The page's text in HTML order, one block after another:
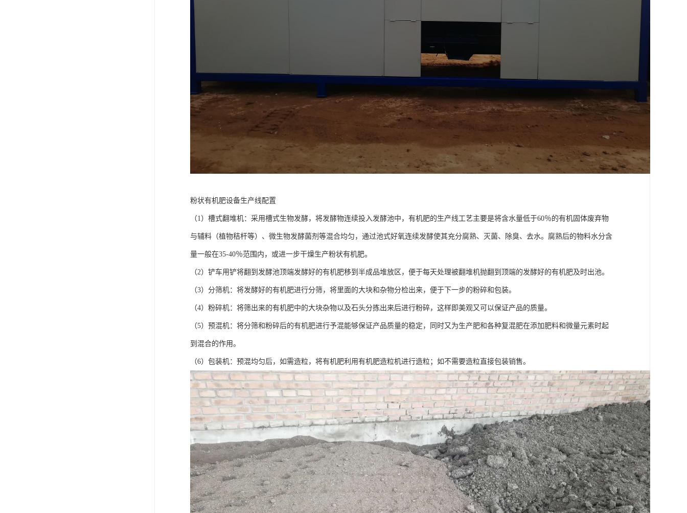
粉状有机肥设备生产线配置
（1）槽式翻堆机：采用槽式生物发酵，将发酵物连续投入发酵池中，有机肥的生产线工艺主要是将含水量低于60％的有机固体废弃物
与辅料（植物秸杆等）、微生物发酵菌剂等混合均匀，通过池式好氧连续发酵使其充分腐熟、灭菌、除臭、去水。腐熟后的物料水分含
量一般在35-40％范围内，或进一步干燥生产粉状有机肥。
（2）铲车用铲将翻到发酵池顶端发酵好的有机肥移到半成品堆放区，便于每天处理被翻堆机抛翻到顶端的发酵好的有机肥及时出池。
（3）分筛机：将发酵好的有机肥进行分筛，将里面的大块和杂物分检出来，便于下一步的粉碎和包装。
（4）粉碎机：将筛出来的有机肥中的大块杂物以及石头分拣出来后进行粉碎，这样即美观又可以保证产品的质量。
（5）预混机：将分筛和粉碎后的有机肥进行予混能够保证产品质量的稳定，同时又为生产肥和各种复混肥在添加肥料和微量元素时起
到混合的作用。
（6）包装机：预混均匀后，如需造粒，将有机肥利用有机肥造粒机进行造粒；如不需要造粒直接包装销售。